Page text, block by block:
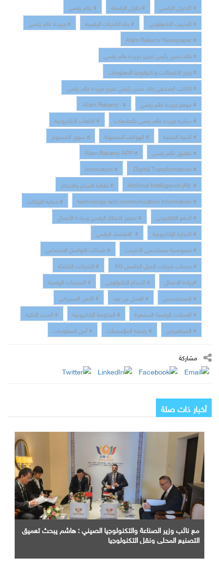
# التحول الرقمي
# حلول الرقمنة
# عالم رقمي
# التدريب التكنولوجي
# بناء القدرات الرقمية
# جريدة عالم رقمي
# Alam Rakamy Newspaper
# خالد حسن رئيس تحرير جريدة عالم رقمي
# وزير الاتصالات وتكنولوجيا المعلومات
# الكاتب الصحفي خالد حسن رئيس تحرير جريدة عالم رقمي
# موقع جريدة عالم رقمي
# Alam Rakamy
# مبادرة جريدة عالم رقمي بالجامعات
# الالعاب الالكترونية
# البنية التحتية
# الهواتف المحمولة
# سوق الكمبيوتر
# تطبيق عالم رقمي
# Alam Rakamy APP
# Digital Transformation
# innovation
# Artificial Intelligence (AI)
# ثقافة الابداع والابتكار
# technology and communication Information
# حماية البيانات
# الدفع الالكتروني
# تحفيز الابتكار الرقمي وريادة الأعمال
# التجارة الإلكترونية
# الاقتصاد الرقمي
# خصوصية مستخدمى الانترنت
# شبكات التواصل الاجتماعي
# خدمات شبكات الجيل الخامس 5G
# الشركات الناشئة
#ريادة الاعمال
# الابداع التكنولوجي
# المنصات الرقمية
# المستخدمين
# العمل عن بعد
# الامن السبيراني
# العملات الرقمية المشفرة
# الحكومة الإلكترونية
# المدن الذكية
# الميتافيرس
# رقمنة المؤسسات # أمن المعلومات
مشاركة
أخبار ذات صلة
مع نائب وزير الصناعة والتكنولوجيا الصيني : هاشم يبحث تعميق
التصنيع المحلي ونقل التكنولوجيا